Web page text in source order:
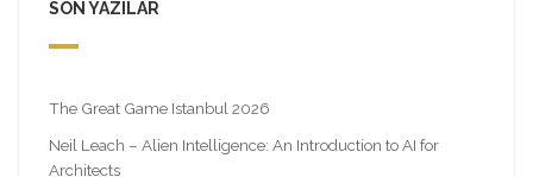
SON YAZILAR
The Great Game Istanbul 2026
Neil Leach – Alien Intelligence: An Introduction to AI for
Architects